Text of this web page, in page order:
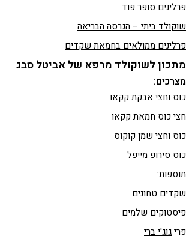
פרלינים סופר פוד
שוקולד ביתי – הגרסה הבריאה
פרלינים ממולאים בחמאת שקדים
מתכון לשוקולד מרפא של אביטל סבג
מצרכים:
כוס וחצי אבקת קקאו
חצי כוס חמאת קקאו
כוס וחצי שמן קוקוס
כוס סירופ מייפל
תוספות:
שקדים טחונים
פיסטוקים שלמים
פריגוג'י ברי